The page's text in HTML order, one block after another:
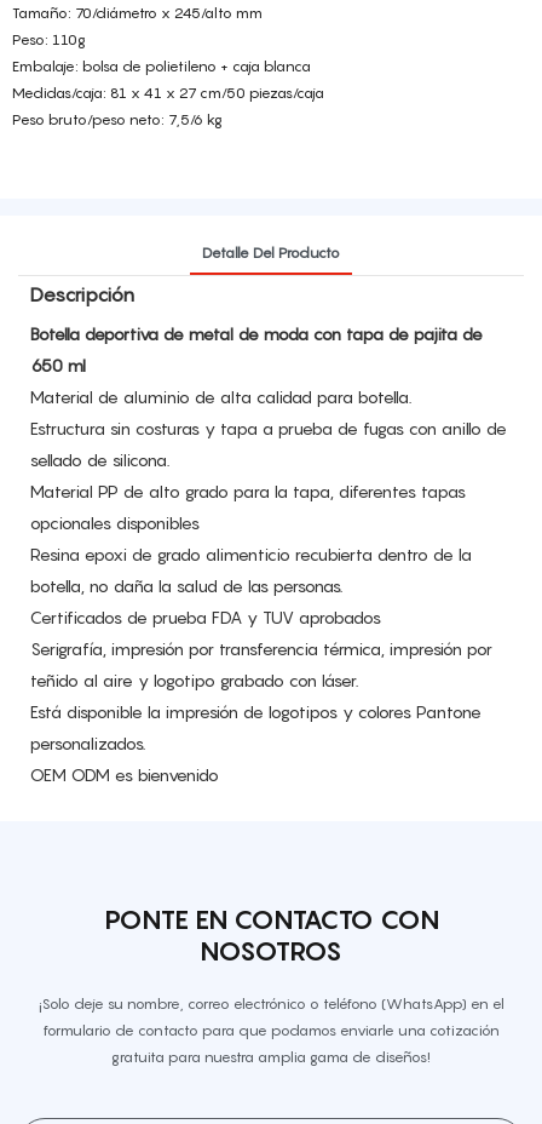
Tamaño: 70/diámetro x 245/alto mm
Peso: 110g
Embalaje: bolsa de polietileno + caja blanca
Medidas/caja: 81 x 41 x 27 cm/50 piezas/caja
Peso bruto/peso neto: 7,5/6 kg
Detalle Del Producto
Descripción
Botella deportiva de metal de moda con tapa de pajita de
650 ml
Material de aluminio de alta calidad para botella.
Estructura sin costuras y tapa a prueba de fugas con anillo de
sellado de silicona.
Material PP de alto grado para la tapa, diferentes tapas
opcionales disponibles
Resina epoxi de grado alimenticio recubierta dentro de la
botella, no daña la salud de las personas.
Certificados de prueba FDA y TUV aprobados
Serigrafía, impresión por transferencia térmica, impresión por
teñido al aire y logotipo grabado con láser.
Está disponible la impresión de logotipos y colores Pantone
personalizados.
OEM ODM es bienvenido
PONTE EN CONTACTO CON
NOSOTROS
¡Solo deje su nombre, correo electrónico o teléfono (WhatsApp) en el
formulario de contacto para que podamos enviarle una cotización
gratuita para nuestra amplia gama de diseños!